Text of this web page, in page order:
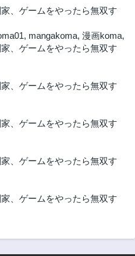
、ゲームをやったら無双す
, mangakoma, 漫画koma,
、ゲームをやったら無双す
、ゲームをやったら無双す
、ゲームをやったら無双す
、ゲームをやったら無双す
、ゲームをやったら無双す